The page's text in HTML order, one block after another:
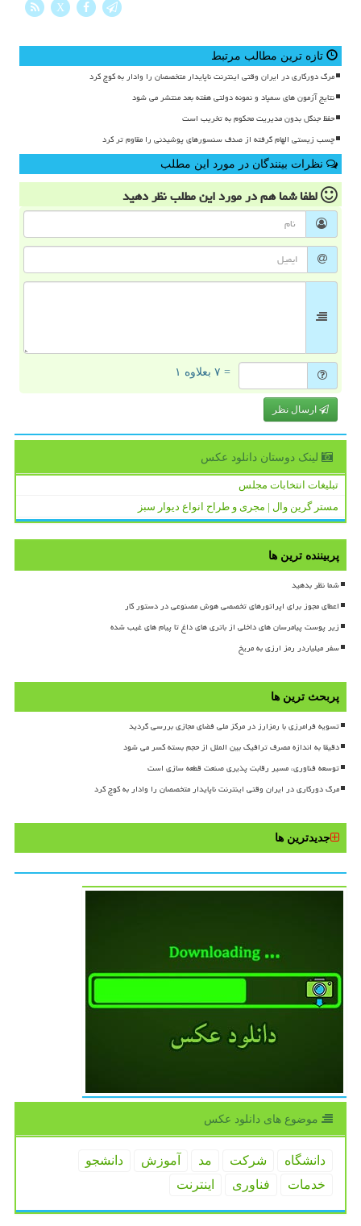
X
تازه ترین مطالب مرتبط
مرگ دورکاری در ایران وقتی اینترنت ناپایدار متخصصان را وادار به کوچ کرد
نتایج آزمون های سمپاد و نمونه دولتی هفته بعد منتشر می شود
حفظ جنگل بدون مدیریت محکوم به تخریب است
چسب زیستی الهام گرفته از صدف سنسورهای پوشیدنی را مقاوم تر کرد
نظرات بینندگان در مورد این مطلب
لطفا شما همدر مورد این مطلبنظر دهید
= ۷ بعلاوه ۱
ارسال نظر
لینک دوستان دانلود عكس
تبلیغات انتخابات مجلس
مستر گرین وال | مجری و طراح انواع دیوار سبز
پربیننده ترین ها
شما نظر بدهید
اعطای مجوز برای اپراتورهای تخصصی هوش مصنوعی در دستور کار
زیر پوست پیامرسان های داخلی از باتری های داغ تا پیام های غیب شده
سفر میلیاردر رمز ارزی به مریخ
پربحث ترین ها
تسویه فرامرزی با رمزارز در مرکز ملی فضای مجازی بررسی گردید
دقیقا به اندازه مصرف ترافیک بین الملل از حجم بسته کسر می شود
توسعه فناوری، مسیر رقابت پذیری صنعت قطعه سازی است
مرگ دورکاری در ایران وقتی اینترنت ناپایدار متخصصان را وادار به کوچ کرد
جدیدترین ها
موضوع های دانلود عكس
دانشگاه شركت مد آموزش
دانشجو
خدمات
فناوری اینترنت